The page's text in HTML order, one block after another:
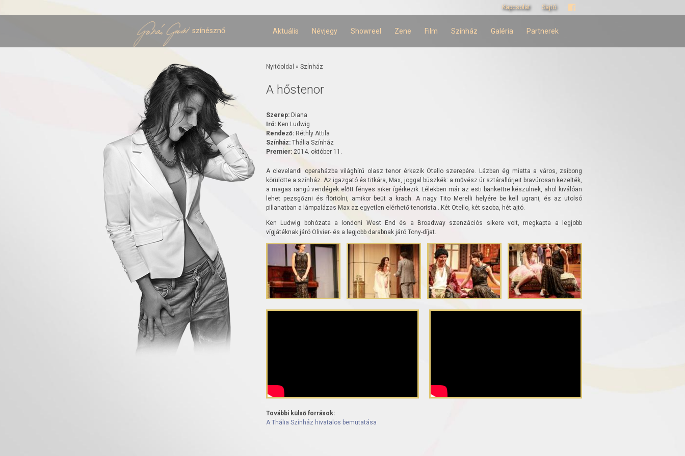
tartalomra
Kapcsolat Sajtó
színésznő Aktuális Névjegy Showreel Zene Film Színház Galéria Partnerek
Jelenlegi hely
Nyitóoldal » Színház
A hőstenor
Szerep: Diana
Iró: Ken Ludwig
Rendező: Réthly Attila
Színház: Thália Színház
Premier: 2014. október 11.
A clevelandi operaházba világhírű olasz tenor érkezik Otello szerepére. Lázban ég miatta a város, zsibong
körülötte a színház. Az igazgató és titkára, Max, joggal büszkék: a művész úr sztárallűrjeit bravúrosan kezelték,
a magas rangú vendégek előtt fényes siker ígérkezik. Lélekben már az esti bankettre készülnek, ahol kiválóan
lehet pezsgőzni és flörtölni, amikor beüt a krach. A nagy Tito Merelli helyére be kell ugrani, és az utolsó
pillanatban a lámpalázas Max az egyetlen elérhető tenorista...Két Otello, két szoba, hét ajtó.
Ken Ludwig bohózata a londoni West End és a Broadway szenzációs sikere volt, megkapta a legjobb
vígjátéknak járó Olivier- és a legjobb darabnak járó Tony-díjat.
További külső források:
A Thália Színház hivatalos bemutatása